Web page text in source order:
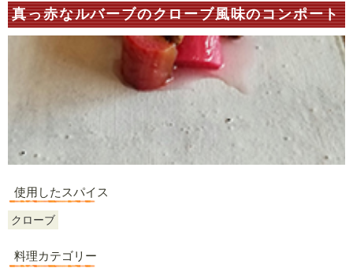
真っ赤なルバーブのクローブ風味のコンポート
使用したスパイス
クローブ
料理カテゴリー